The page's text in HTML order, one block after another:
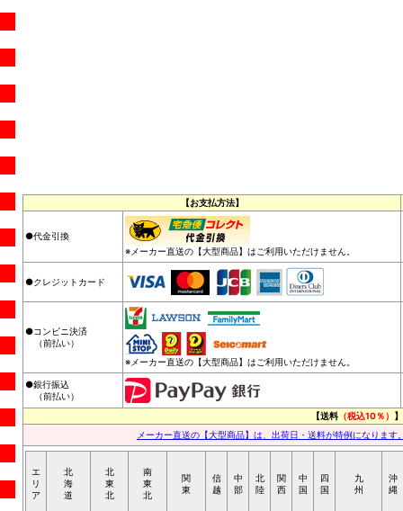
【お支払方法】
●代金引換
※メーカー直送の【大型商品】はご利用いただけません。
●クレジットカード
●コンビニ決済
（前払い）
※メーカー直送の【大型商品】はご利用いただけません。
●銀行振込
（前払い）
【送料 （税込10％） 】
メーカー直送の【大型商品】は、出荷日・送料が特例になりま
エ
リ
ア
北
海
道
北
東
北
南
東
北
関
東
信
越
中
部
北
陸
関
西
中
国
四
国
九
州
沖
縄